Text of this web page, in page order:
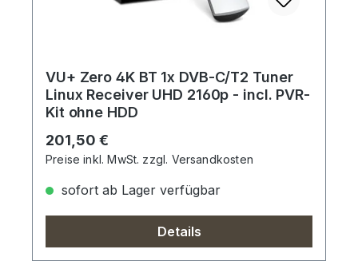
VU+ Zero 4K BT 1x DVB-C/T2 Tuner
Linux Receiver UHD 2160p - incl. PVR-
Kit ohne HDD
Regulärer Preis:
201,50 €
Preise inkl. MwSt. zzgl. Versandkosten
sofort ab Lager verfügbar
Details